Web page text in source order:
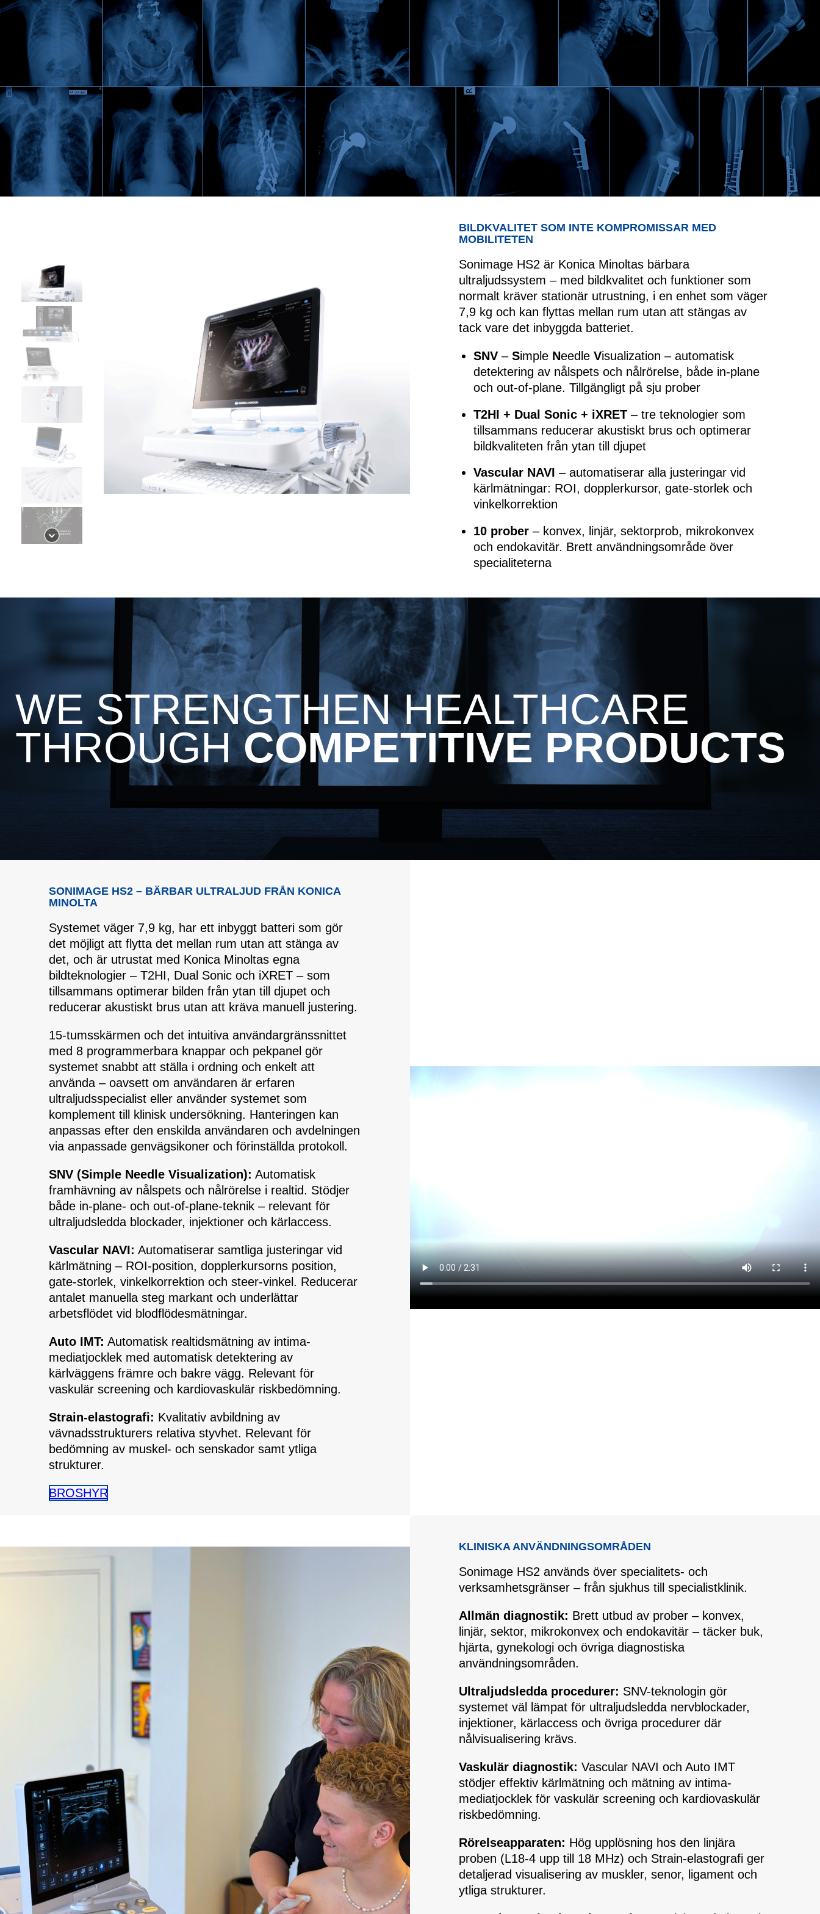
BILDKVALITET SOM INTE KOMPROMISSAR MED
MOBILITETEN
Sonimage HS2 är Konica Minoltas bärbara
ultraljudssystem – med bildkvalitet och funktioner som
normalt kräver stationär utrustning, i en enhet som väger
7,9 kg och kan flyttas mellan rum utan att stängas av
tack vare det inbyggda batteriet.
SNV – Simple Needle Visualization – automatisk
detektering av nålspets och nålrörelse, både in-plane
och out-of-plane. Tillgängligt på sju prober
T2HI + Dual Sonic + iXRET – tre teknologier som
tillsammans reducerar akustiskt brus och optimerar
bildkvaliteten från ytan till djupet
Vascular NAVI – automatiserar alla justeringar vid
kärlmätningar: ROI, dopplerkursor, gate-storlek och
vinkelkorrektion
10 prober – konvex, linjär, sektorprob, mikrokonvex
och endokavitär. Brett användningsområde över
specialiteterna
WE STRENGTHEN HEALTHCARE
THROUGHCOMPETITIVE PRODUCTS
SONIMAGE HS2 – BÄRBAR ULTRALJUD FRÅN KONICA
MINOLTA
Systemet väger 7,9 kg, har ett inbyggt batteri som gör
det möjligt att flytta det mellan rum utan att stänga av
det, och är utrustat med Konica Minoltas egna
bildteknologier – T2HI, Dual Sonic och iXRET – som
tillsammans optimerar bilden från ytan till djupet och
reducerar akustiskt brus utan att kräva manuell justering.
15-tumsskärmen och det intuitiva användargränssnittet
med 8 programmerbara knappar och pekpanel gör
systemet snabbt att ställa i ordning och enkelt att
använda – oavsett om användaren är erfaren
ultraljudsspecialist eller använder systemet som
komplement till klinisk undersökning. Hanteringen kan
anpassas efter den enskilda användaren och avdelningen
via anpassade genvägsikoner och förinställda protokoll.
SNV (Simple Needle Visualization): Automatisk
framhävning av nålspets och nålrörelse i realtid. Stödjer
både in-plane- och out-of-plane-teknik – relevant för
ultraljudsledda blockader, injektioner och kärlaccess.
Vascular NAVI: Automatiserar samtliga justeringar vid
kärlmätning – ROI-position, dopplerkursorns position,
gate-storlek, vinkelkorrektion och steer-vinkel. Reducerar
antalet manuella steg markant och underlättar
arbetsflödet vid blodflödesmätningar.
Auto IMT: Automatisk realtidsmätning av intima-
mediatjocklek med automatisk detektering av
kärlväggens främre och bakre vägg. Relevant för
vaskulär screening och kardiovaskulär riskbedömning.
Strain-elastografi: Kvalitativ avbildning av
vävnadsstrukturers relativa styvhet. Relevant för
bedömning av muskel- och senskador samt ytliga
strukturer.
BROSHYR
KLINISKA ANVÄNDNINGSOMRÅDEN
Sonimage HS2 används över specialitets- och
verksamhetsgränser – från sjukhus till specialistklinik.
Allmän diagnostik: Brett utbud av prober – konvex,
linjär, sektor, mikrokonvex och endokavitär – täcker buk,
hjärta, gynekologi och övriga diagnostiska
användningsområden.
Ultraljudsledda procedurer: SNV-teknologin gör
systemet väl lämpat för ultraljudsledda nervblockader,
injektioner, kärlaccess och övriga procedurer där
nålvisualisering krävs.
Vaskulär diagnostik: Vascular NAVI och Auto IMT
stödjer effektiv kärlmätning och mätning av intima-
mediatjocklek för vaskulär screening och kardiovaskulär
riskbedömning.
Rörelseapparaten: Hög upplösning hos den linjära
proben (L18-4 upp till 18 MHz) och Strain-elastografi ger
detaljerad visualisering av muskler, senor, ligament och
ytliga strukturer.